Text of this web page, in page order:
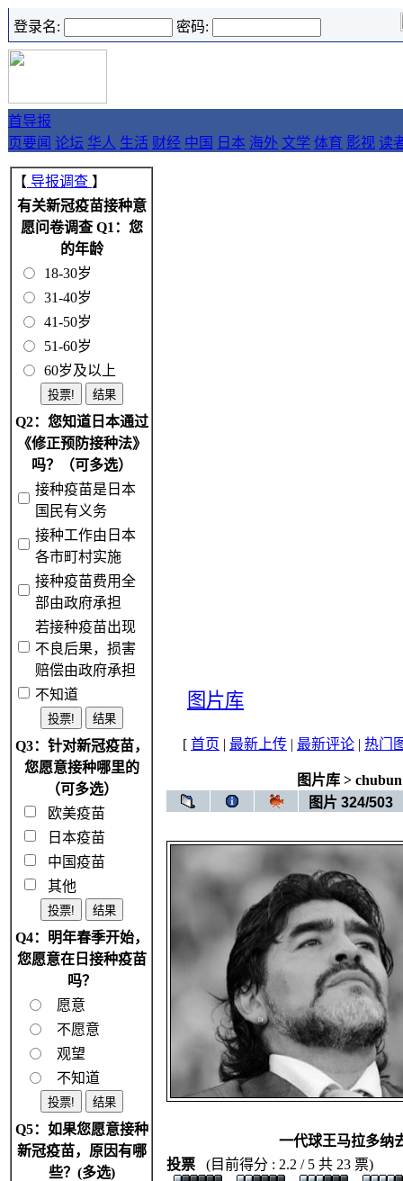
登录名: 密码:
首
页
导报
要闻 论坛 华人 生活 财经 中国 日本 海外 文学 体育 影视 读
【 导报调查 】
有关新冠疫苗接种意
愿问卷调查 Q1：您
的年龄
18-30岁
31-40岁
41-50岁
51-60岁
60岁及以上
Q2：您知道日本通过
《修正预防接种法》
吗？（可多选）
接种疫苗是日本
国民有义务
接种工作由日本
各市町村实施
接种疫苗费用全
部由政府承担
若接种疫苗出现
不良后果，损害
赔偿由政府承担
不知道
Q3：针对新冠疫苗，
您愿意接种哪里的
（可多选）
欧美疫苗
日本疫苗
中国疫苗
其他
Q4：明年春季开始，
您愿意在日接种疫苗
吗？
愿意
不愿意
观望
不知道
Q5：如果您愿意接种
新冠疫苗，原因有哪
些？(多选)
图片库
[ 首页 | 最新上传 | 最新评论 | 热门
图片库> chubun
图片 324/503
一代球王马拉多纳
投票
(目前得分 : 2.2 / 5 共 23 票)